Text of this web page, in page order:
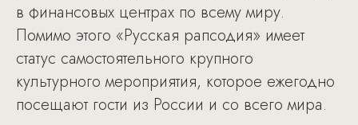
в финансовых центрах по всему миру.
Помимо этого «Русская рапсодия» имеет
статус самостоятельного крупного
культурного мероприятия, которое ежегодно
посещают гости из России и со всего мира.